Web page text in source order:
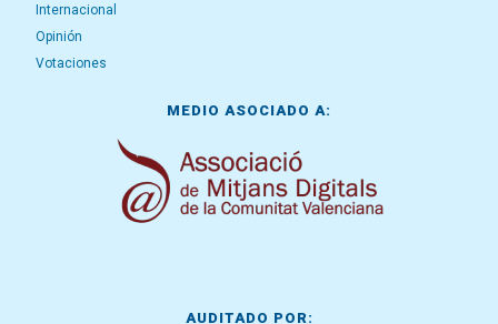
Internacional
Opinión
Votaciones
MEDIO ASOCIADO A:
AUDITADO POR: